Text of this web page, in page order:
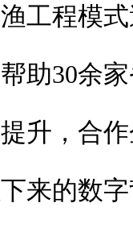
工程模
助30余
升，合
来的数字